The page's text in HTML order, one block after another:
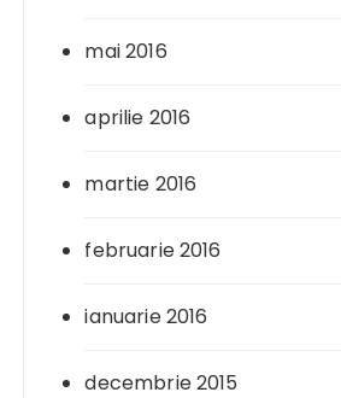
mai 2016
aprilie 2016
martie 2016
februarie 2016
ianuarie 2016
decembrie 2015